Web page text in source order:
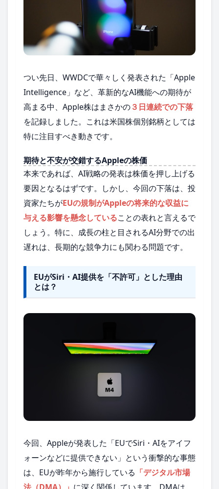
つい先日、WWDCで華々しく発表された「Apple
Intelligence」など、革新的なAI機能への期待が
高まる中、Apple株はまさかの３日連続での下落
を記録しました。これは米国株個別銘柄としては
特に注目すべき動きです。
期待と不安が交錯するAppleの株価
本来であれば、AI戦略の発表は株価を押し上げる
要因となるはずです。しかし、今回の下落は、投
資家たちがEUの規制がAppleの将来的な収益に
与える影響を懸念していることの表れと言えるで
しょう。特に、成長の柱と目されるAI分野での出
遅れは、長期的な競争力にも関わる問題です。
EUがSiri・AI提供を「不許可」とした理由
とは？
今回、Appleが発表した「EUでSiri・AIをアイフ
ォーンなどに提供できない」という衝撃的な事態
は、EUが昨年から施行している 「デジタル市場